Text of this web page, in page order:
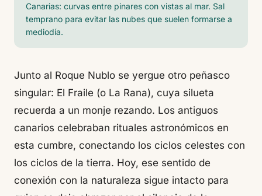
Canarias: curvas entre pinares con vistas al mar. Sal
temprano para evitar las nubes que suelen formarse a
mediodía.
Junto al Roque Nublo se yergue otro peñasco
singular: El Fraile (o La Rana), cuya silueta
recuerda a un monje rezando. Los antiguos
canarios celebraban rituales astronómicos en
esta cumbre, conectando los ciclos celestes con
los ciclos de la tierra. Hoy, ese sentido de
conexión con la naturaleza sigue intacto para